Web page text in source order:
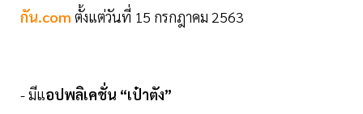
กัน.com ตั้งแต่วันที่ 15 กรกฎาคม 2563
- มีแอปพลิเคชั่น “เป๋าตัง”